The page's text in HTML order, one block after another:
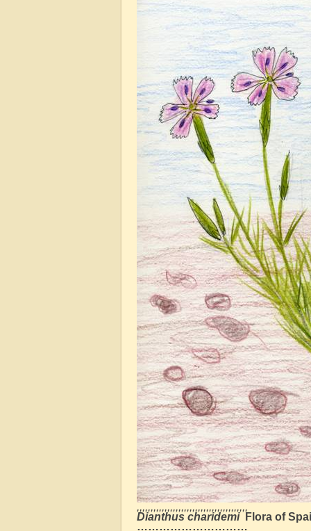
,,,,,,,,,,,,,,,,,,,,,,,,,,,,,,,,,,,,,,,,
Dianthus charidemiFlora of
…………………………